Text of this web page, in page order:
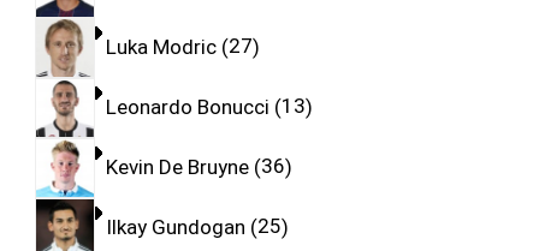
Luka Modric 27
Leonardo Bonucci 13
Kevin De Bruyne 36
Ilkay Gundogan 25